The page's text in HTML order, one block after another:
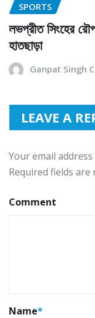
SPORTS
লভপ্রীত সিংহের
হাতছাড়া
Ganpat Singh
LEAVE A
Your email
Required fields are
Comment
Name*